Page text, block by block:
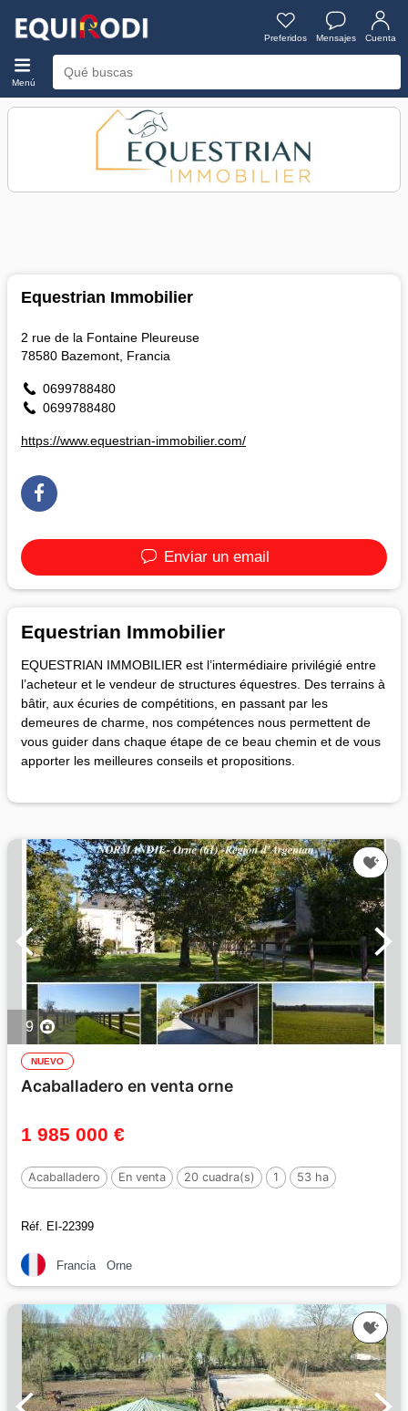
Preferidos Mensajes Cuenta
Menú
Equestrian Immobilier
2 rue de la Fontaine Pleureuse
78580 Bazemont, Francia
0699788480
0699788480
https://www.equestrian-immobilier.com/
Enviar un email
Equestrian Immobilier
EQUESTRIAN IMMOBILIER est l’intermédiaire privilégié entre
l’acheteur et le vendeur de structures équestres. Des terrains à
bâtir, aux écuries de compétitions, en passant par les
demeures de charme, nos compétences nous permettent de
vous guider dans chaque étape de ce beau chemin et de vous
apporter les meilleures conseils et propositions.
9
NUEVO
Acaballadero en venta orne
1 985 000 €
Acaballadero En venta 20 cuadra(s) 1 53 ha
Réf. EI-22399
Francia Orne